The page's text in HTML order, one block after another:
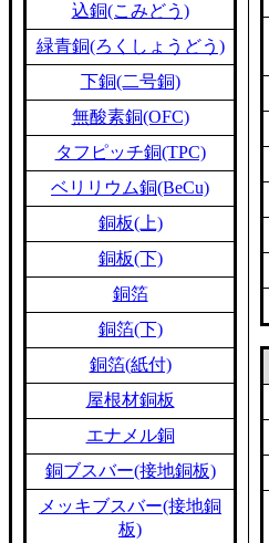
込銅(こみどう)
緑青銅(ろくしょうどう)
下銅(二号銅)
無酸素銅(OFC)
タフピッチ銅(TPC)
ベリリウム銅(BeCu)
銅板(上)
銅板(下)
銅箔
銅箔(下)
銅箔(紙付)
屋根材銅板
エナメル銅
銅ブスバー(接地銅板)
メッキブスバー(接地銅
板)